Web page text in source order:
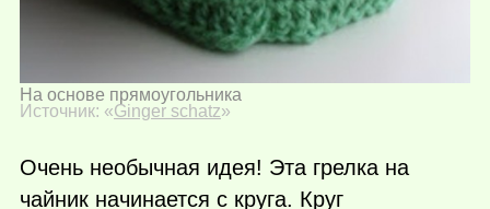
На основе прямоугольника
Источник: «Ginger schatz»
Очень необычная идея! Эта грелка на
чайник начинается с круга. Круг